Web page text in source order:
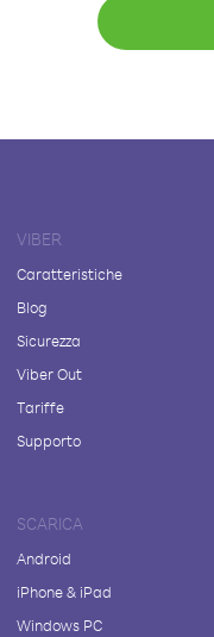
VIBER
Caratteristiche
Blog
Sicurezza
Viber Out
Tariffe
Supporto
SCARICA
Android
iPhone & iPad
Windows PC